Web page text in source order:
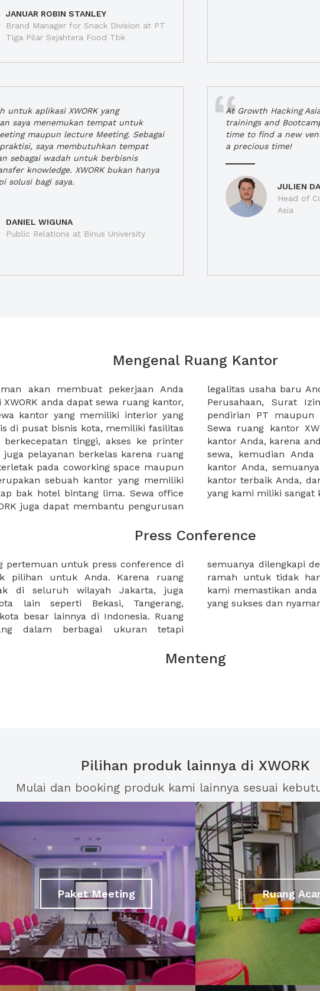
JANUAR ROBIN STANLEY
Brand Manager for Snack Division at PT
Tiga Pilar Sejahtera Food Tbk
untuk aplikasi XWORK yang
saya menemukan tempat untuk
maupun lecture Meeting. Sebagai
saya membutuhkan tempat
sebagai wadah untuk berbisnis
knowledge. XWORK bukan hanya
solusi bagi saya.
DANIEL WIGUNA
Public Relations at Binus University
At Growth Hacking
trainings and
time to find a new
a precious time!
JULIEN
Head of
Asia
Mengenal Ruang Kantor
akan membuat pekerjaan Anda
anda dapat sewa ruang kantor,
kantor yang memiliki interior yang
di pusat bisnis kota, memiliki fasilitas
tinggi, akses ke printer
pelayanan berkelas karena ruang
pada coworking space maupun
sebuah kantor yang memiliki
bak hotel bintang lima. Sewa office
juga dapat membantu pengurusan
seperti surat domisili, Tanda Domisili
Perdagangan, dan atau akte
pendirian CV untuk usaha Anda.
juga mempermudah proses sewa
dapat memilih kantor yang akan anda
survey atau mengunjungi calon
akan dibuat lebih mudah untuk sewa
sewa kantor murah karena harga
yang kami miliki sangat
Press Conference
pertemuan untuk press conference di
pilihan untuk Anda. Karena ruang
di seluruh wilayah Jakarta, juga
lain seperti Bekasi, Tangerang,
besar lainnya di Indonesia. Ruang
dalam berbagai ukuran tetapi
fasilitas profesional, dan staf yang
menyambut anda dan tamu anda.
melangsungkan press conference
yang sukses dan
Menteng
Pilihan produk lainnya di XWORK
Mulai dan booking produk kami lainnya sesuai
Paket Meeting Ruang